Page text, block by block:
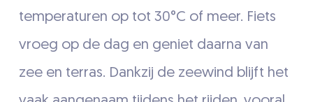
temperaturen op tot 30°C of meer. Fiets
vroeg op de dag en geniet daarna van
zee en terras. Dankzij de zeewind blijft het